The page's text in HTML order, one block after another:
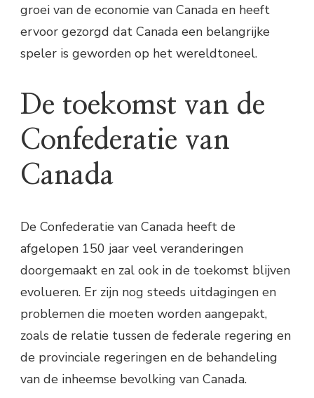
groei van de economie van Canada en heeft
ervoor gezorgd dat Canada een belangrijke
speler is geworden op het wereldtoneel.
De toekomst van de
Confederatie van
Canada
De Confederatie van Canada heeft de
afgelopen 150 jaar veel veranderingen
doorgemaakt en zal ook in de toekomst blijven
evolueren. Er zijn nog steeds uitdagingen en
problemen die moeten worden aangepakt,
zoals de relatie tussen de federale regering en
de provinciale regeringen en de behandeling
van de inheemse bevolking van Canada.